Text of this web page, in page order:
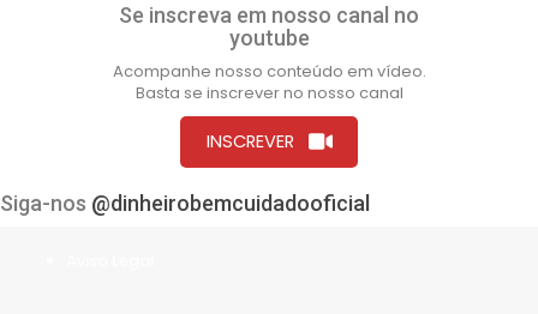
Se inscreva em nosso canal no
youtube
Acompanhe nosso conteúdo em vídeo.
Basta se inscrever no nosso canal
INSCREVER
Siga-nos @dinheirobemcuidadooficial